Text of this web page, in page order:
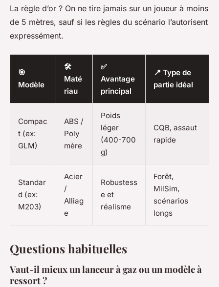
La règle d’or ? On ne tire jamais sur un joueur à moins
de 5 mètres, sauf si les règles du scénario l’autorisent
expressément.
🎯
Modèle
🛠️
Maté
riau
✅
Avantage
principal
📍 Type de
partie idéal
Compac
t (ex:
GLM)
ABS /
Poly
mère
Poids
léger
(400-700
g)
CQB, assaut
rapide
Standar
d (ex:
M203)
Acier
/
Alliag
e
Robustess
e et
réalisme
Forêt,
MilSim,
scénarios
longs
Questions habituelles
Vaut-il mieux un lanceur à gaz ou un modèle à
ressort ?